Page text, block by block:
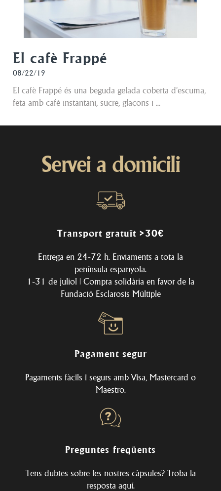
El cafè Frappé
08/22/19
El cafè Frappé és una beguda gelada coberta d'escuma,
feta amb cafè instantani, sucre, glaçons i ...
Servei a domicili
Transport gratuït >30€
Entrega en 24-72 h. Enviaments a tota la
península espanyola.
1-31 de juliol | Compra solidària en favor de la
Fundació Esclarosis Múltiple
Pagament segur
Pagaments fàcils i segurs amb Visa, Mastercard o
Maestro.
Preguntes freqüents
Tens dubtes sobre les nostres càpsules? Troba la
resposta aquí.